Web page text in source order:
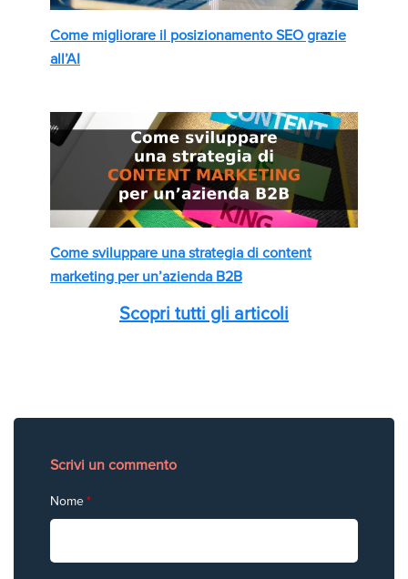
Come migliorare il posizionamento SEO grazie
all’AI
Come sviluppare una strategia di content
marketing per un’azienda B2B
Scopri tutti gli articoli
Scrivi un commento
Nome*